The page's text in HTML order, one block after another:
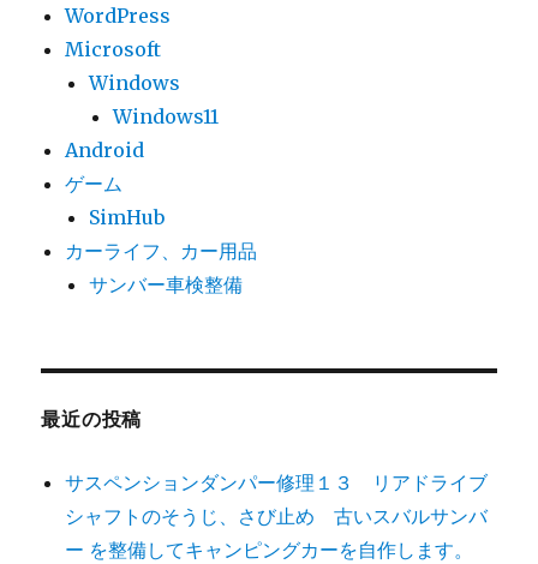
WordPress
Microsoft
Windows
Windows11
Android
ゲーム
SimHub
カーライフ、カー用品
サンバー車検整備
最近の投稿
サスペンションダンパー修理１３ リアドライブ
シャフトのそうじ、さび止め 古いスバルサンバ
ー を整備してキャンピングカーを自作します。